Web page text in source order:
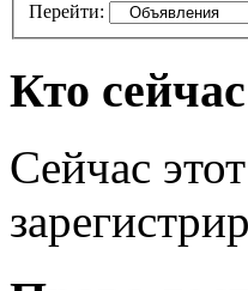
Перейти:
Кто
Сейчас